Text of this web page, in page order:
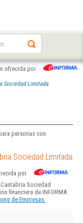
ofrecida por
Sociedad Limitada
personas con
Sociedad Limitada
por
Sociedad
financiera de INFORMA
de Empresas.